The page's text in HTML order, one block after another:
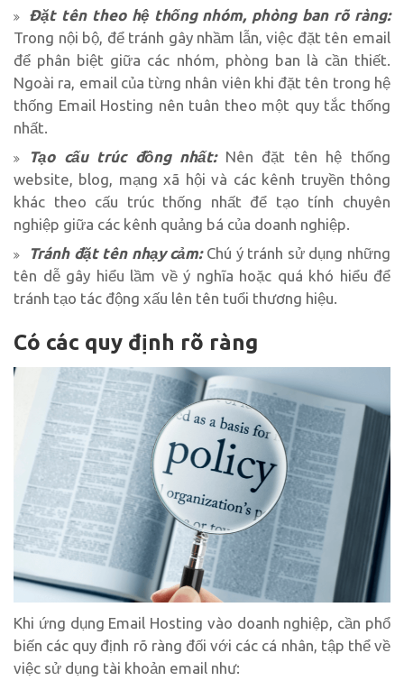
Đặt tên theo hệ thống nhóm, phòng ban rõ ràng:
Trong nội bộ, để tránh gây nhầm lẫn, việc đặt tên email
để phân biệt giữa các nhóm, phòng ban là cần thiết.
Ngoài ra, email của từng nhân viên khi đặt tên trong hệ
thống Email Hosting nên tuân theo một quy tắc thống
nhất.
Tạo cấu trúc đồng nhất: Nên đặt tên hệ thống
website, blog, mạng xã hội và các kênh truyền thông
khác theo cấu trúc thống nhất để tạo tính chuyên
nghiệp giữa các kênh quảng bá của doanh nghiệp.
Tránh đặt tên nhạy cảm: Chú ý tránh sử dụng những
tên dễ gây hiểu lầm về ý nghĩa hoặc quá khó hiểu để
tránh tạo tác động xấu lên tên tuổi thương hiệu.
Có các quy định rõ ràng
Khi ứng dụng Email Hosting vào doanh nghiệp, cần phổ
biến các quy định rõ ràng đối với các cá nhân, tập thể về
việc sử dụng tài khoản email như: